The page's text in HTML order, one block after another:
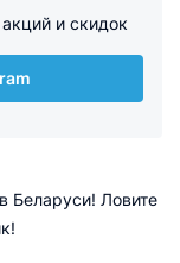
и скидок
Беларуси! Ловите